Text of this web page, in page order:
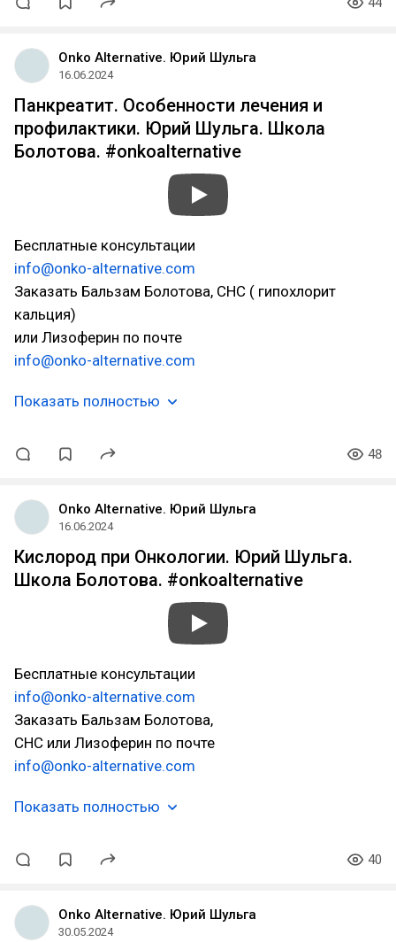
Onko Alternative. Юрий Шульга
16.06.2024
Панкреатит. Особенности лечения и
профилактики. Юрий Шульга. Школа
Болотова. #onkoalternative
Бесплатные консультации
info@onko-alternative.com
Заказать Бальзам Болотова, СНС ( гипохлорит
кальция)
или Лизоферин по почте
info@onko-alternative.com
Показать полностью
48
Onko Alternative. Юрий Шульга
16.06.2024
Кислород при Онкологии. Юрий Шульга.
Школа Болотова. #onkoalternative
Бесплатные консультации
info@onko-alternative.com
Заказать Бальзам Болотова,
СНС или Лизоферин по почте
info@onko-alternative.com
Показать полностью
40
Onko Alternative. Юрий Шульга
30.05.2024